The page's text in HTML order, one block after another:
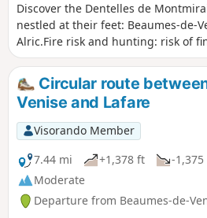
Discover the Dentelles de
nestled at their feet: Beaumes-de-
Alric.Fire risk and hunting: risk of
well informed about local
information section.
Circular route
Venise and Lafare
Visorando Member
7.44 mi
+1,378 ft -
Moderate
Departure from Beaumes-de-